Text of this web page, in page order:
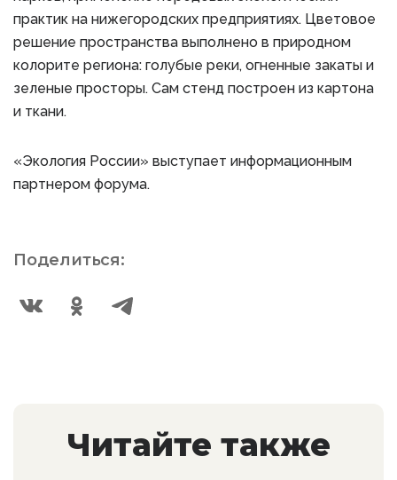
практик на нижегородских предприятиях. Цветовое
решение пространства выполнено в природном
колорите региона: голубые реки, огненные закаты и
зеленые просторы. Сам стенд построен из картона
и ткани.
«Экология России» выступает информационным
партнером форума.
Поделиться:
Читайте также